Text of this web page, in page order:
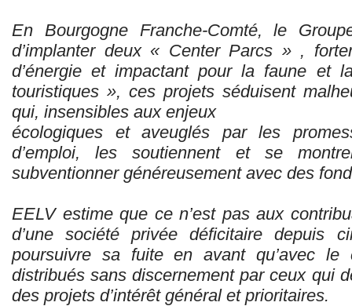
En Bourgogne Franche-Comté, le
d’implanter deux « Center Parcs » ,
d’énergie et impactant pour la faune et
touristiques », ces projets séduisent
qui, insensibles aux enjeux
écologiques et aveuglés par les
d’emploi, les soutiennent et se
subventionner généreusement avec des
EELV estime que ce n’est pas aux
d’une société privée déficitaire depuis
poursuivre sa fuite en avant qu’avec le
distribués sans discernement par ceux qui
des projets d’intérêt général et prioritaires.